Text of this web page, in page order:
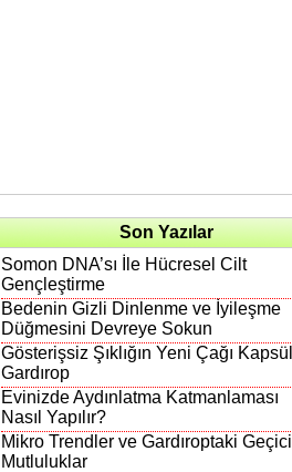
Son Yazılar
Somon DNA’sı İle Hücresel Cilt
Gençleştirme
Bedenin Gizli Dinlenme ve İyileşme
Düğmesini Devreye Sokun
Gösterişsiz Şıklığın Yeni Çağı Kapsül
Gardırop
Evinizde Aydınlatma Katmanlaması
Nasıl Yapılır?
Mikro Trendler ve Gardıroptaki Geçici
Mutluluklar